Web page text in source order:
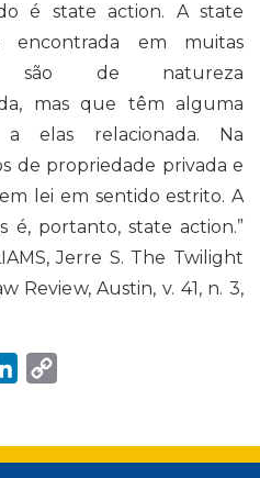
é state action. A state
encontrada em muitas
são de natureza
mas que têm alguma
a elas relacionada. Na
de propriedade privada e
lei em sentido estrito. A
é, portanto, state action.”
Jerre S. The Twilight
Review, Austin, v. 41, n. 3,
L
d
I
i
n